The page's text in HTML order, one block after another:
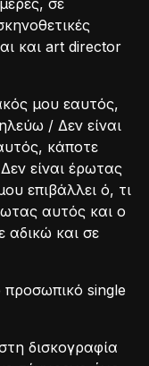
σε
και art director
μου εαυτός,
/ Δεν είναι
κάποτε
είναι έρωτας
επιβάλλει ό, τι
αυτός και ο
αδικώ και σε
προσωπικό single
δισκογραφία